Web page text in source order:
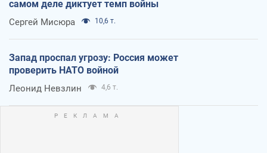
самом деле диктует темп войны
Сергей Мисюра 10,6 т.
Запад проспал угрозу: Россия может
проверить НАТО войной
Леонид Невзлин 4,6 т.